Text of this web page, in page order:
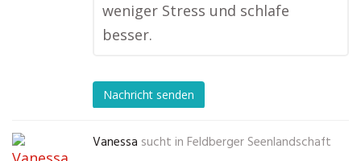
weniger Stress und schlafe
besser.
Nachricht senden
Vanessa sucht in Feldberger Seenlandschaft